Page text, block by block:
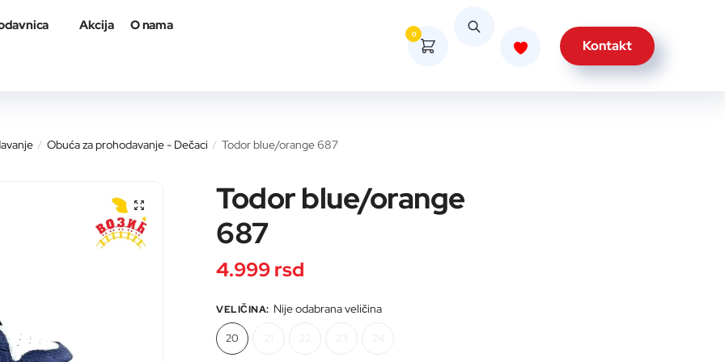
Akcija O nama
0
Kontakt
/ Obuća za prohodavanje - Dečaci / Todor blue/orange 687
🔍
Todor blue/orange
687
4.999rsd
VELIČINA: Nije odabrana veličina
20